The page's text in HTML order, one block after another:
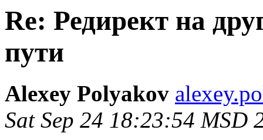
Re: Редирект на
пути
Alexey Polyakov
Sat Sep 24 18:23:54 MSD